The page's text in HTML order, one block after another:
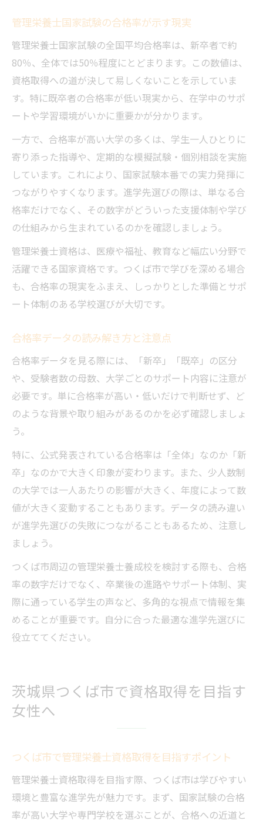
管理栄養士国家試験の合格率が示す現実
管理栄養士国家試験の全国平均合格率は、新卒者で約
80％、全体では50％程度にとどまります。この数値は、
資格取得への道が決して易しくないことを示していま
す。特に既卒者の合格率が低い現実から、在学中のサポ
ートや学習環境がいかに重要かが分かります。
一方で、合格率が高い大学の多くは、学生一人ひとりに
寄り添った指導や、定期的な模擬試験・個別相談を実施
しています。これにより、国家試験本番での実力発揮に
つながりやすくなります。進学先選びの際は、単なる合
格率だけでなく、その数字がどういった支援体制や学び
の仕組みから生まれているのかを確認しましょう。
管理栄養士資格は、医療や福祉、教育など幅広い分野で
活躍できる国家資格です。つくば市で学びを深める場合
も、合格率の現実をふまえ、しっかりとした準備とサポ
ート体制のある学校選びが大切です。
合格率データの読み解き方と注意点
合格率データを見る際には、「新卒」「既卒」の区分
や、受験者数の母数、大学ごとのサポート内容に注意が
必要です。単に合格率が高い・低いだけで判断せず、ど
のような背景や取り組みがあるのかを必ず確認しましょ
う。
特に、公式発表されている合格率は「全体」なのか「新
卒」なのかで大きく印象が変わります。また、少人数制
の大学では一人あたりの影響が大きく、年度によって数
値が大きく変動することもあります。データの読み違い
が進学先選びの失敗につながることもあるため、注意し
ましょう。
つくば市周辺の管理栄養士養成校を検討する際も、合格
率の数字だけでなく、卒業後の進路やサポート体制、実
際に通っている学生の声など、多角的な視点で情報を集
めることが重要です。自分に合った最適な進学先選びに
役立ててください。
茨城県つくば市で資格取得を目指す
女性へ
つくば市で管理栄養士資格取得を目指すポイント
管理栄養士資格取得を目指す際、つくば市は学びやすい
環境と豊富な進学先が魅力です。まず、国家試験の合格
率が高い大学や専門学校を選ぶことが、合格への近道と